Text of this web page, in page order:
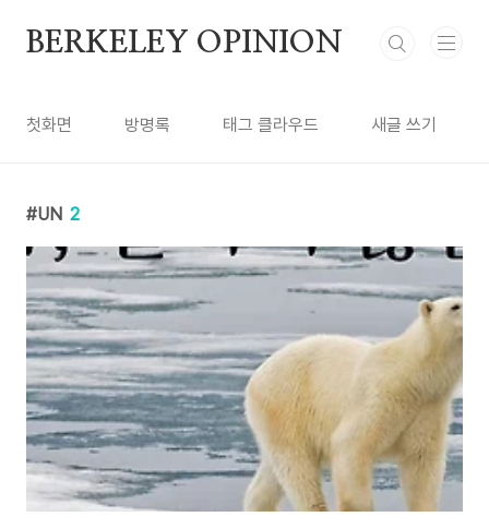
BERKELEY OPINION
첫화면 방명록 태그 클라우드 새글 쓰기
UN 2